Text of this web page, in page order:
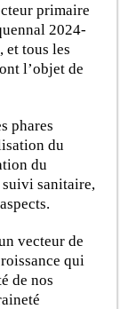
primaire
2024-
et tous les
l’objet de
phares
du
du
sanitaire,
vecteur de
qui
de nos